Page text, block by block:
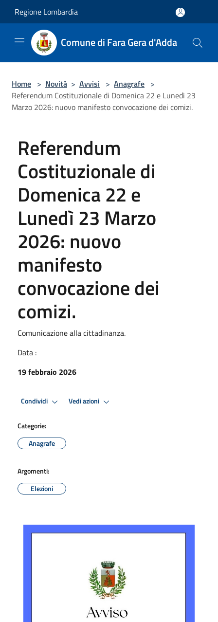
Regione Lombardia
Comune di Fara Gera d'Adda
Home > Novità > Avvisi > Anagrafe >
Referendum Costituzionale di Domenica 22 e Lunedì 23
Marzo 2026: nuovo manifesto convocazione dei comizi.
Referendum
Costituzionale di
Domenica 22 e
Lunedì 23 Marzo
2026: nuovo
manifesto
convocazione dei
comizi.
Comunicazione alla cittadinanza.
Data :
19 febbraio 2026
Condividi Vedi azioni
Categorie:
Anagrafe
Argomenti:
Elezioni